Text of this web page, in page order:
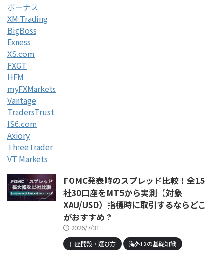
ボーナス
XM Trading
BigBoss
Exness
XS.com
FXGT
HFM
myFXMarkets
Vantage
TradersTrust
IS6.com
Axiory
ThreeTrader
VT Markets
FOMC発表時のスプレッド比較！全15
社30口座をMT5から実測（対象
XAU/USD）指標時に取引するならどこ
がおすすめ？
2026/7/31
口座開設・選び方 海外FXの基礎知識